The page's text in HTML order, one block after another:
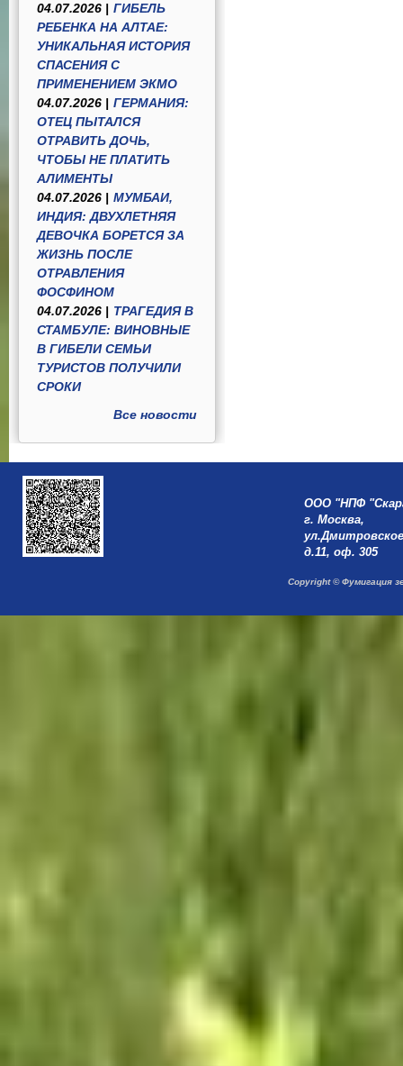
04.07.2026 | ГИБЕЛЬ
РЕБЕНКА НА АЛТАЕ:
УНИКАЛЬНАЯ ИСТОРИЯ
СПАСЕНИЯ С
ПРИМЕНЕНИЕМ ЭКМО
04.07.2026 | ГЕРМАНИЯ:
ОТЕЦ ПЫТАЛСЯ
ОТРАВИТЬ ДОЧЬ,
ЧТОБЫ НЕ ПЛАТИТЬ
АЛИМЕНТЫ
04.07.2026 | МУМБАИ,
ИНДИЯ: ДВУХЛЕТНЯЯ
ДЕВОЧКА БОРЕТСЯ ЗА
ЖИЗНЬ ПОСЛЕ
ОТРАВЛЕНИЯ
ФОСФИНОМ
04.07.2026 | ТРАГЕДИЯ В
СТАМБУЛЕ: ВИНОВНЫЕ
В ГИБЕЛИ СЕМЬИ
ТУРИСТОВ ПОЛУЧИЛИ
СРОКИ
Все новости
ООО "НПФ
г. Москва,
д.11, оф. 305
Copyright © Фумигация